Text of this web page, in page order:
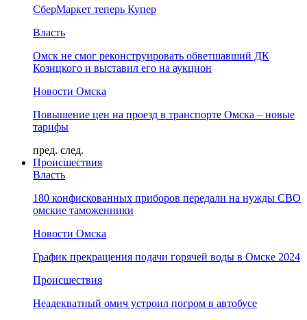
СберМаркет теперь Купер
Власть
Омск не смог реконструировать обветшавший ДК
Козицкого и выставил его на аукцион
Новости Омска
Повышение цен на проезд в транспорте Омска – новые
тарифы
пред. след.
Происшествия
Власть
180 конфискованных приборов передали на нужды СВО
омские таможенники
Новости Омска
График прекращения подачи горячей воды в Омске 2024
Происшествия
Неадекватный омич устроил погром в автобусе